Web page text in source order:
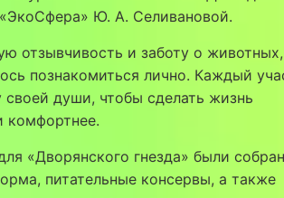
Ю. А. Селивановой.
отзывчивость и заботу о
познакомиться лично. Каждый
души, чтобы сделать жизнь
комфортнее.
«Дворянского гнезда» были
питательные консервы, а также